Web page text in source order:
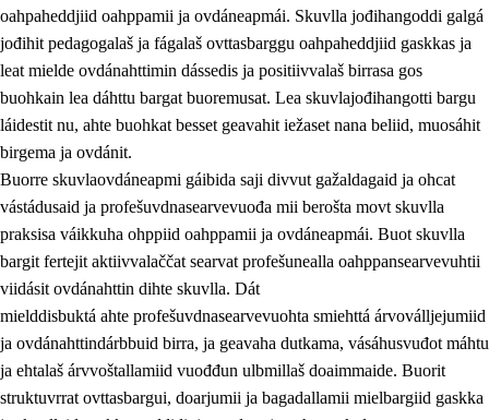
oahpaheddjiid oahppamii ja ovdáneapmái. Skuvlla jođihangoddi galgá
jođihit pedagogalaš ja fágalaš ovttasbarggu oahpaheddjiid gaskkas ja
leat mielde ovdánahttimin dássedis ja positiivvalaš birrasa gos
buohkain lea dáhttu bargat buoremusat. Lea skuvlajođihangotti bargu
láidestit nu, ahte buohkat besset geavahit iežaset nana beliid, muosáhit
birgema ja ovdánit.
Buorre skuvlaovdáneapmi gáibida saji divvut gažaldagaid ja ohcat
vástádusaid ja profešuvdnasearvevuođa mii berošta movt skuvlla
praksisa váikkuha ohppiid oahppamii ja ovdáneapmái. Buot skuvlla
bargit fertejit aktiivvalaččat searvat profešunealla oahppansearvevuhtii
viidásit ovdánahttin dihte skuvlla. Dát
mielddisbuktá ahte profešuvdnasearvevuohta smiehttá árvoválljejumiid
ja ovdánahttindárbbuid birra, ja geavaha dutkama, vásáhusvuđot máhtu
ja ehtalaš árvvoštallamiid vuođđun ulbmillaš doaimmaide. Buorit
struktuvrrat ovttasbargui, doarjumii ja bagadallamii mielbargiid gaskka